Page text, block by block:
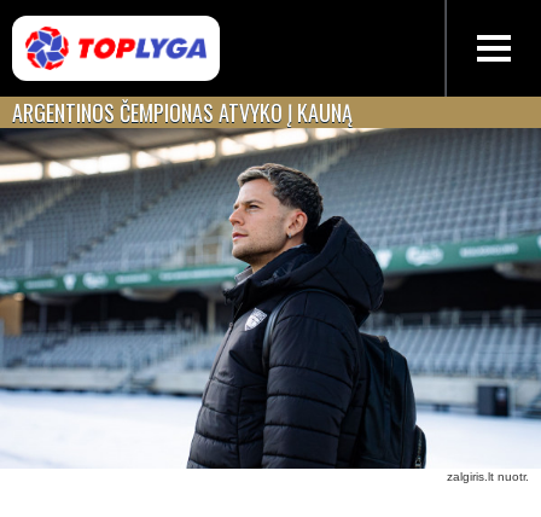
ARGENTINOS ČEMPIONAS ATVYKO Į KAUNĄ
zalgiris.lt nuotr.